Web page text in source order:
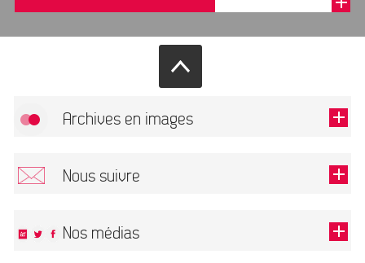
végétales réduite...
Archives en images
Nous suivre
Nos médias